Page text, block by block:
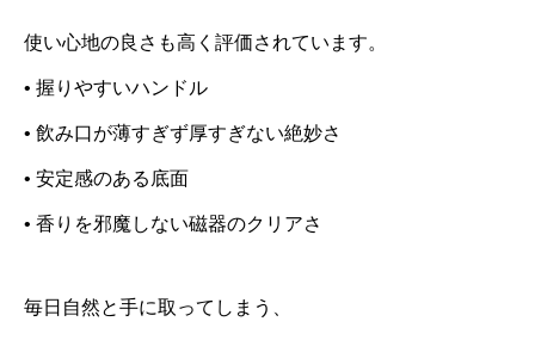
使い心地の良さも高く評価されています。
• 握りやすいハンドル
• 飲み口が薄すぎず厚すぎない絶妙さ
• 安定感のある底面
• 香りを邪魔しない磁器のクリアさ
毎日自然と手に取ってしまう、